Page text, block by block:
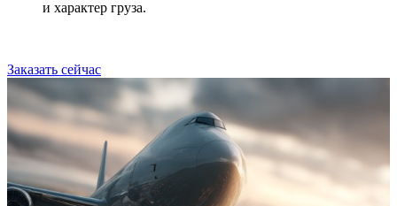
и характер груза.
Заказать сейчас